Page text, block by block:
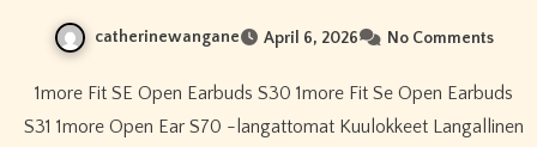
catherinewangane April 6, 2026 No Comments
1more Fit SE Open Earbuds S30 1more Fit Se Open Earbuds
S31 1more Open Ear S70 -langattomat Kuulokkeet Langallinen